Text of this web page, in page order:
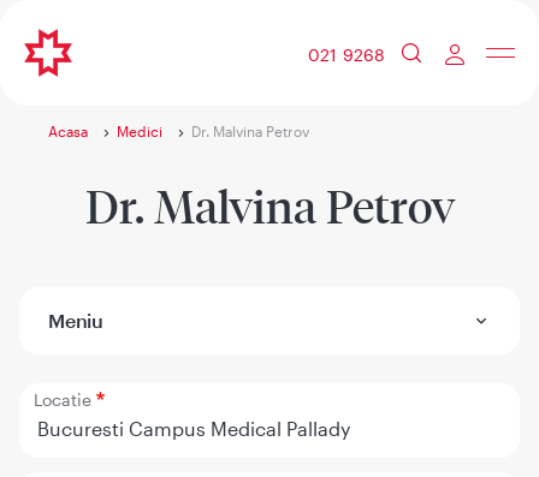
021 9268
Acasa Medici Dr. Malvina Petrov
Dr. Malvina Petrov
Meniu
Locatie
Bucuresti Campus Medical Pallady